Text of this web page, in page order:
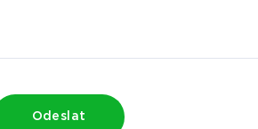
Odeslat